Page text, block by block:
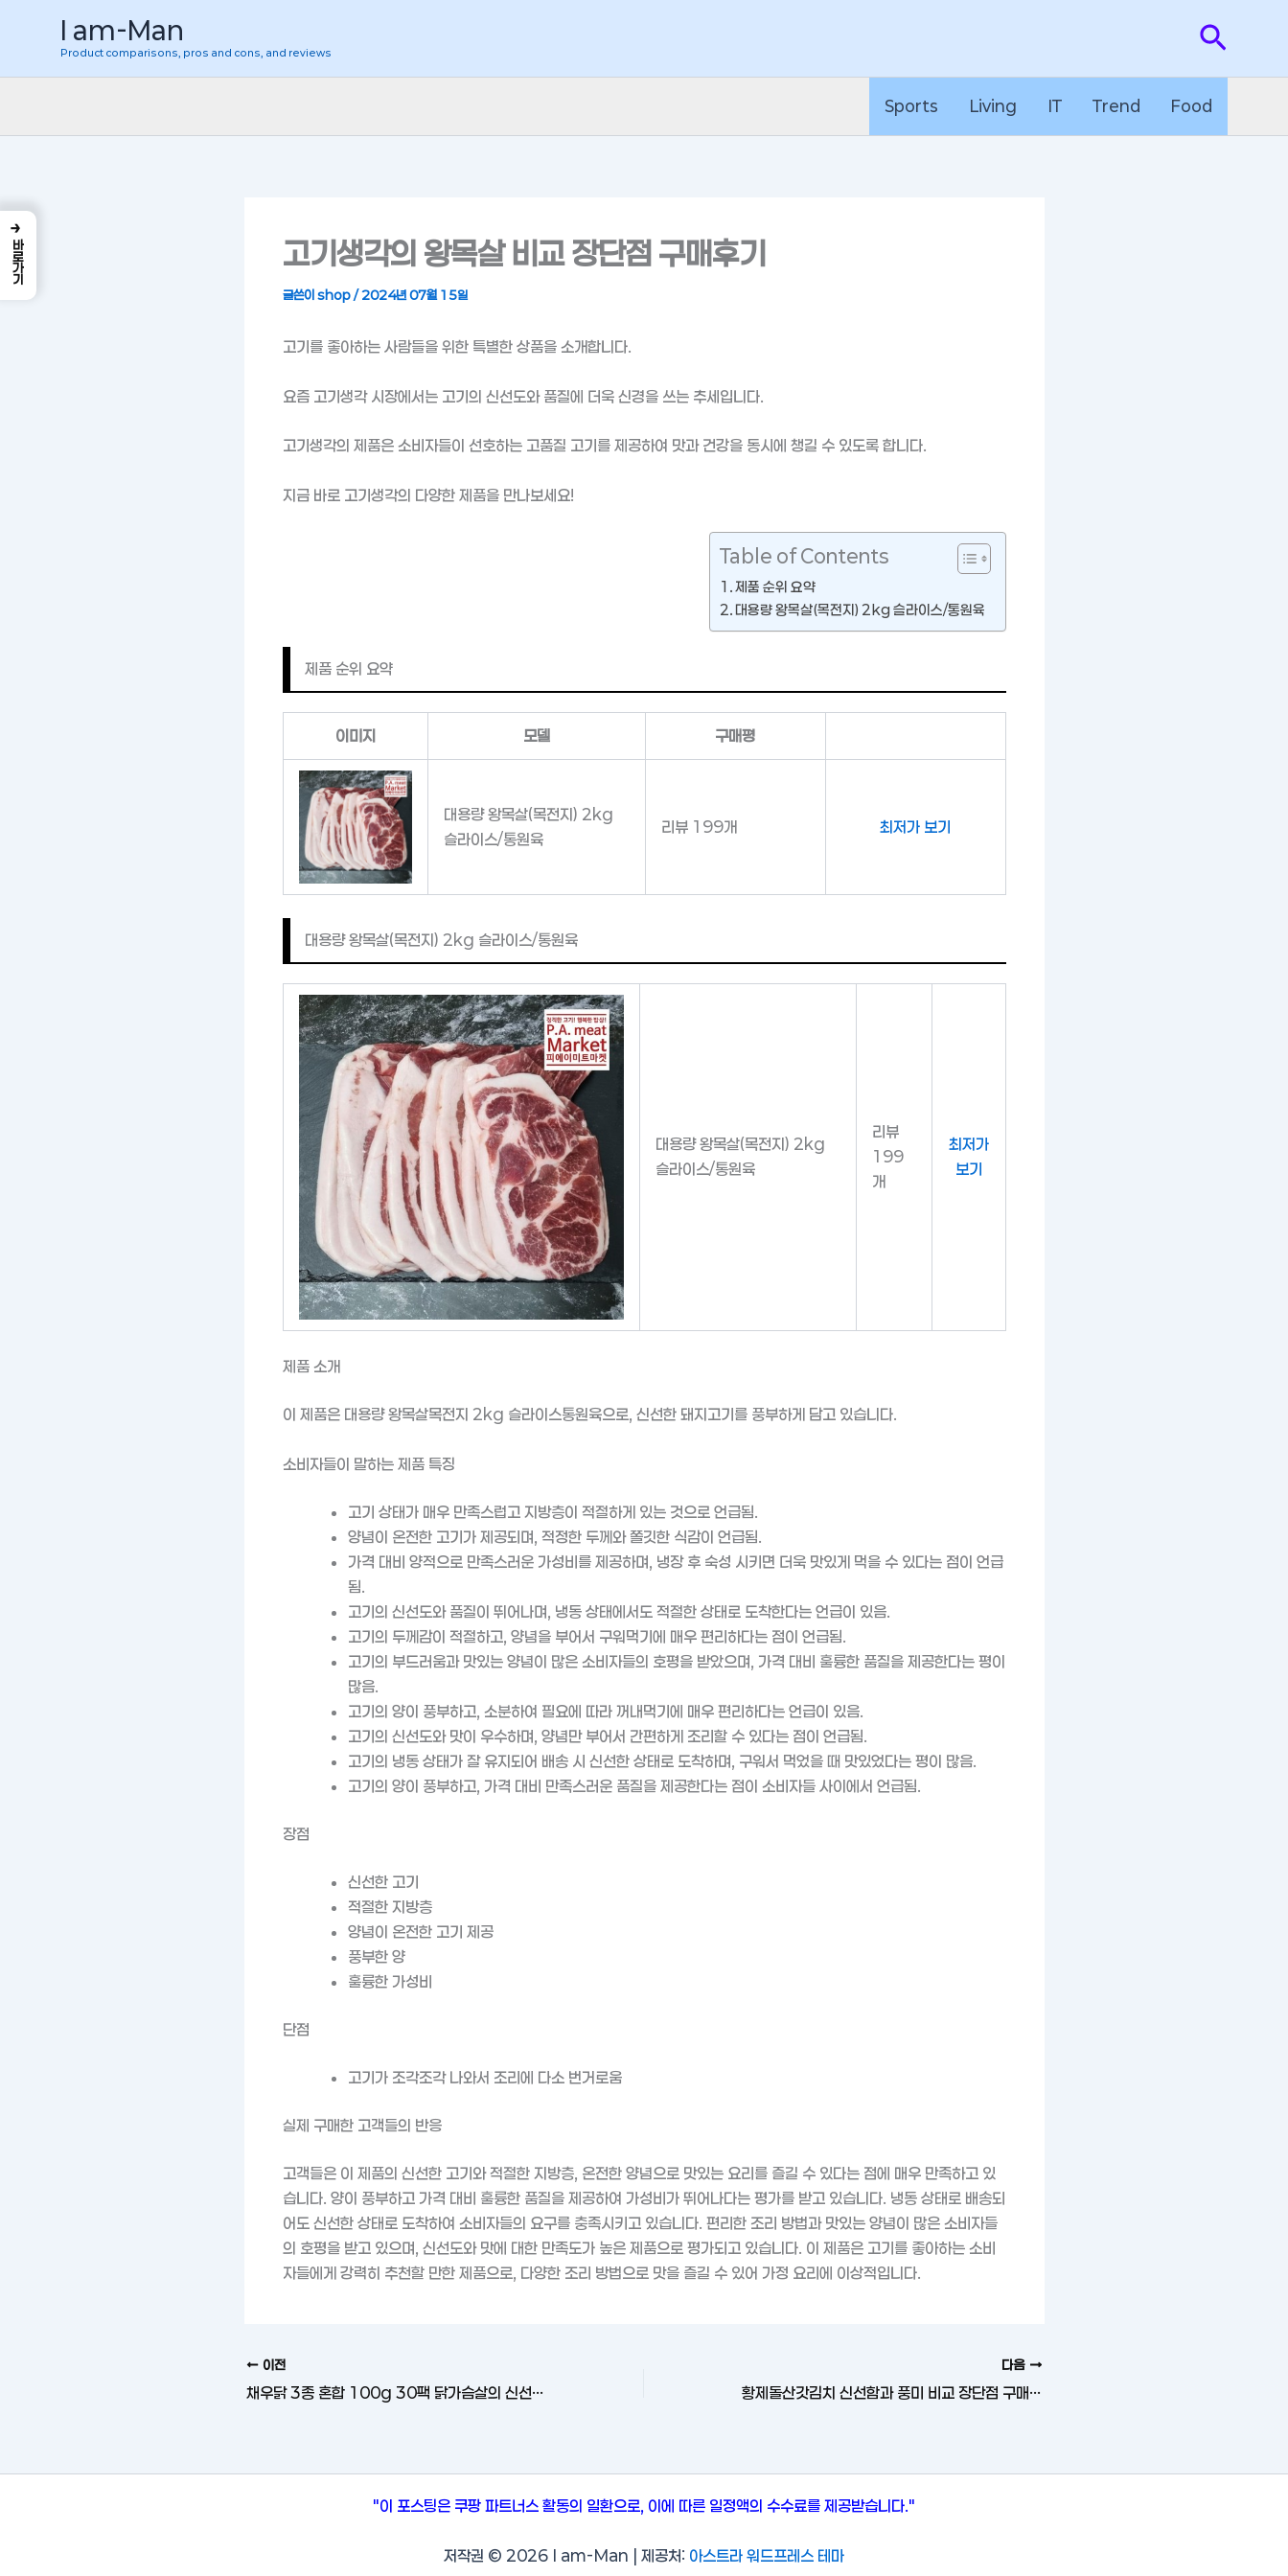
너
I am-Man
Product comparisons, pros and cons, and reviews
검
색
Sports Living IT Trend Food
고기생각의 왕목살 비교 장단점 구매후기
글쓴이 shop/2024년 07월 15일
고기를 좋아하는 사람들을 위한 특별한 상품을 소개합니다.
요즘 고기생각 시장에서는 고기의 신선도와 품질에 더욱 신경을 쓰는 추세입니다.
고기생각의 제품은 소비자들이 선호하는 고품질 고기를 제공하여 맛과 건강을 동시에 챙길 수 있도록 합니다.
지금 바로 고기생각의 다양한 제품을 만나보세요!
Table of Contents
제품 순위 요약
대용량 왕목살(목전지) 2kg 슬라이스/통원육
제품 순위 요약
이미지 모델 구매평
대용량 왕목살(목전지) 2kg
슬라이스/통원육
리뷰 199개 최저가 보기
대용량 왕목살(목전지) 2kg 슬라이스/통원육
대용량 왕목살(목전지) 2kg
슬라이스/통원육
리뷰
199
개
최저가
보기
제품 소개
이 제품은 대용량 왕목살목전지 2kg 슬라이스통원육으로, 신선한 돼지고기를 풍부하게 담고 있습니다.
소비자들이 말하는 제품 특징
고기 상태가 매우 만족스럽고 지방층이 적절하게 있는 것으로 언급됨.
양념이 온전한 고기가 제공되며, 적정한 두께와 쫄깃한 식감이 언급됨.
가격 대비 양적으로 만족스러운 가성비를 제공하며, 냉장 후 숙성 시키면 더욱 맛있게 먹을 수 있다는 점이 언급
됨.
고기의 신선도와 품질이 뛰어나며, 냉동 상태에서도 적절한 상태로 도착한다는 언급이 있음.
고기의 두께감이 적절하고, 양념을 부어서 구워먹기에 매우 편리하다는 점이 언급됨.
고기의 부드러움과 맛있는 양념이 많은 소비자들의 호평을 받았으며, 가격 대비 훌륭한 품질을 제공한다는 평이
많음.
고기의 양이 풍부하고, 소분하여 필요에 따라 꺼내먹기에 매우 편리하다는 언급이 있음.
고기의 신선도와 맛이 우수하며, 양념만 부어서 간편하게 조리할 수 있다는 점이 언급됨.
고기의 냉동 상태가 잘 유지되어 배송 시 신선한 상태로 도착하며, 구워서 먹었을 때 맛있었다는 평이 많음.
고기의 양이 풍부하고, 가격 대비 만족스러운 품질을 제공한다는 점이 소비자들 사이에서 언급됨.
장점
신선한 고기
적절한 지방층
양념이 온전한 고기 제공
풍부한 양
훌륭한 가성비
단점
고기가 조각조각 나와서 조리에 다소 번거로움
실제 구매한 고객들의 반응
고객들은 이 제품의 신선한 고기와 적절한 지방층, 온전한 양념으로 맛있는 요리를 즐길 수 있다는 점에 매우 만족하고 있
습니다. 양이 풍부하고 가격 대비 훌륭한 품질을 제공하여 가성비가 뛰어나다는 평가를 받고 있습니다. 냉동 상태로 배송되
어도 신선한 상태로 도착하여 소비자들의 요구를 충족시키고 있습니다. 편리한 조리 방법과 맛있는 양념이 많은 소비자들
의 호평을 받고 있으며, 신선도와 맛에 대한 만족도가 높은 제품으로 평가되고 있습니다. 이 제품은 고기를 좋아하는 소비
자들에게 강력히 추천할 만한 제품으로, 다양한 조리 방법으로 맛을 즐길 수 있어 가정 요리에 이상적입니다.
이전
채우닭 3종 혼합 100g 30팩 닭가슴살의 신선함 장단점 구매 후기
다음
황제돌산갓김치 신선함과 풍미 비교 장단점 구매 후기
"이 포스팅은 쿠팡 파트너스 활동의 일환으로, 이에 따른 일정액의 수수료를 제공받습니다."
저작권 © 2026 I am-Man | 제공처: 아스트라 워드프레스 테마
→
바로가기